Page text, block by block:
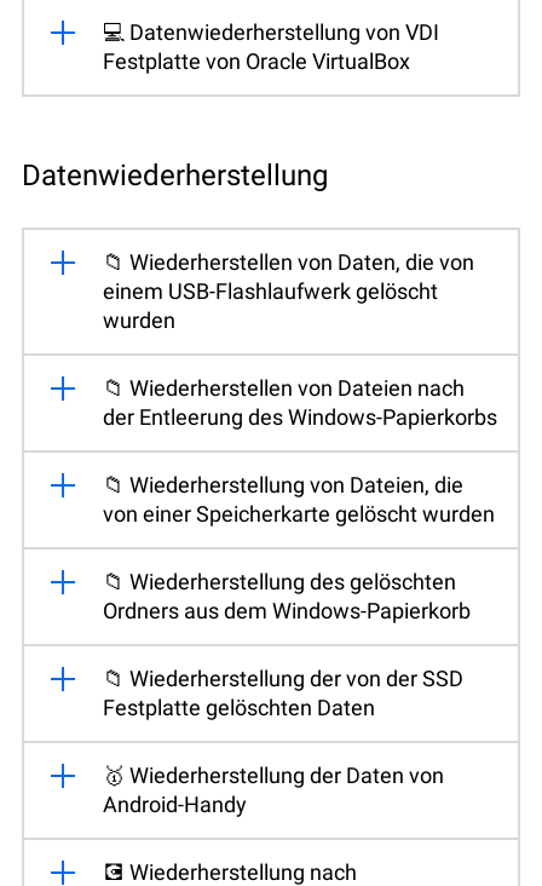
💻 Datenwiederherstellung von VDI
Festplatte von Oracle VirtualBox
Datenwiederherstellung
📁 Wiederherstellen von Daten, die von
einem USB-Flashlaufwerk gelöscht
wurden
📁 Wiederherstellen von Dateien nach
der Entleerung des Windows-Papierkorbs
📁 Wiederherstellung von Dateien, die
von einer Speicherkarte gelöscht wurden
📁 Wiederherstellung des gelöschten
Ordners aus dem Windows-Papierkorb
📁 Wiederherstellung der von der SSD
Festplatte gelöschten Daten
🥇 Wiederherstellung der Daten von
Android-Handy
💽 Wiederherstellung nach